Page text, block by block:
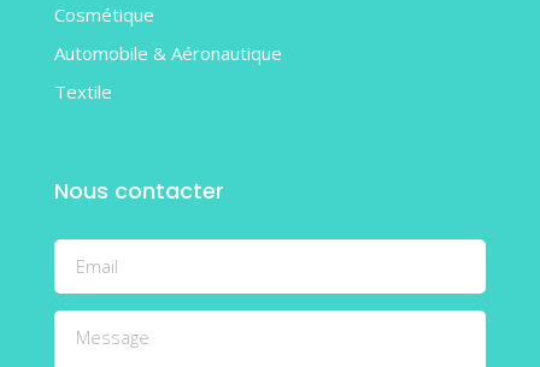
Cosmétique
Automobile & Aéronautique
Textile
Nous contacter